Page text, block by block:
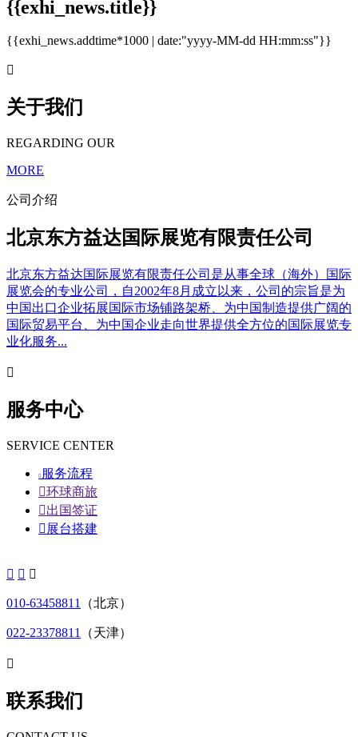
{{exhi_news.title}}
{{exhi_news.addtime*1000 | date:"yyyy-MM-dd HH:mm:ss"}}

关于我们
REGARDING OUR
MORE
公司介绍
北京东方益达国际展览有限责任公司
北京东方益达国际展览有限责任公司是从事全球（海外）国际
展览会的专业公司，自2002年8月成立以来，公司的宗旨是为
中国出口企业拓展国际市场铺路架桥、为中国制造提供广阔的
国际贸易平台、为中国企业走向世界提供全方位的国际展览专
业化服务...

服务中心
SERVICE CENTER
 服务流程
环球商旅
出国签证
 展台搭建
  
010-63458811 （北京）
022-23378811 （天津）

联系我们